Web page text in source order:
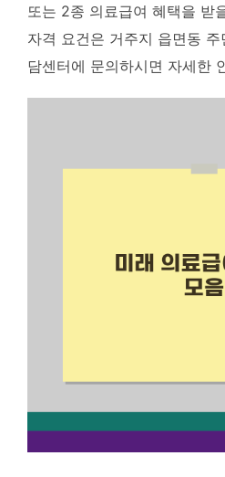
또는 2종 의료급여 혜택을 받
자격 요건은 거주지 읍면동
담센터에 문의하시면 자세한